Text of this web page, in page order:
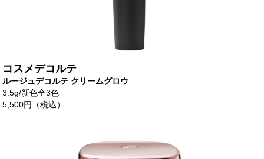
コスメデコルテ
ルージュデコルテ クリームグロウ
3.5g/新色全3色
5,500円（税込）